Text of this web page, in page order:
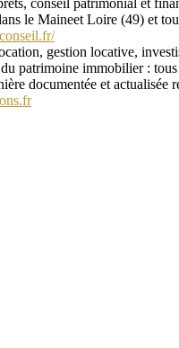
le Maineet Loire (49) et
gestion locative,
patrimoine immobilier : tous
documentée et actualisée